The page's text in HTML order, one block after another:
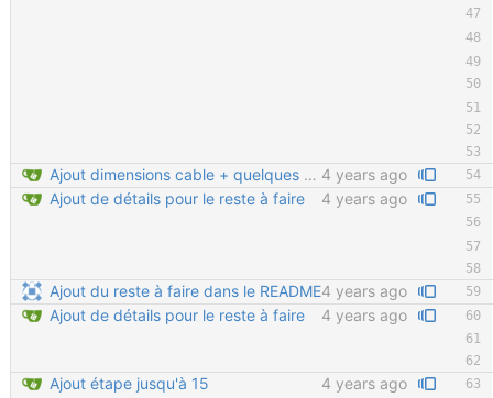
Ajout dimensions cable + quelques détails 4 years ago
Ajout de détails pour le reste à faire
4 years ago
Ajout du reste à faire dans le README4 years ago
Ajout de détails pour le reste à faire
4 years ago
Ajout étape jusqu'à 15 4 years ago